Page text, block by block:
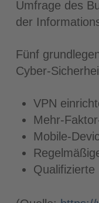
Umfrage des
der
Fünf
Cyber-
VPN
Mehr-
Mobile-
Qualifizierte